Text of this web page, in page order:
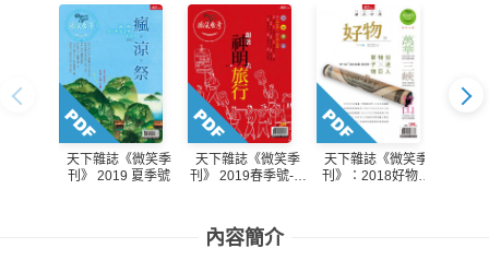
天下雜誌《微笑季
刊》 2019 夏季號
天下雜誌《微笑季
刊》 2019春季號-跟
天下雜誌《微笑季
刊》：2018好物款
內容簡介